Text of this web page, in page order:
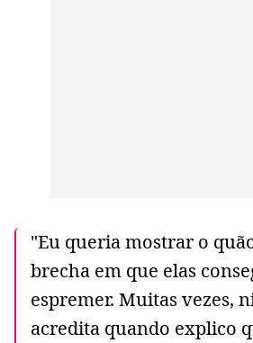
"Eu queria mostrar o
brecha em que elas
espremer. Muitas vezes,
acredita quando explico